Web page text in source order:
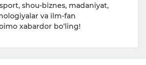
shou-biznes, madaniyat,
va ilm-fan
xabardor bo‘ling!